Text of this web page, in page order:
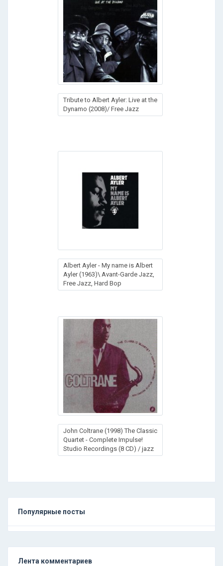
Tribute to Albert Ayler: Live at the
Dynamo (2008)/ Free Jazz
Albert Ayler - My name is Albert
Ayler (1963)\ Avant-Garde Jazz,
Free Jazz, Hard Bop
John Coltrane (1998) The Classic
Quartet - Complete Impulse!
Studio Recordings (8 CD) / jazz
Популярные посты
Лента комментариев